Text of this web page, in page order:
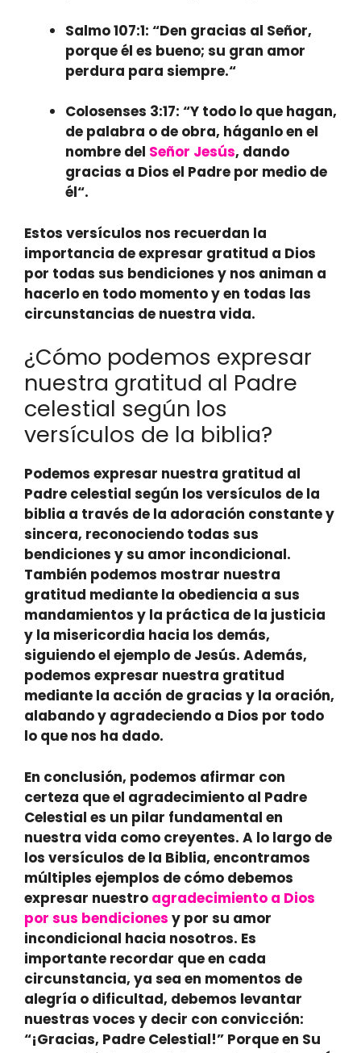
Salmo 107:1: “Den gracias al Señor,
porque él es bueno; su gran amor
perdura para siempre.“
Colosenses 3:17: “Y todo lo que hagan,
de palabra o de obra, háganlo en el
nombre del Señor Jesús, dando
gracias a Dios el Padre por medio de
él“.
Estos versículos nos recuerdan la
importancia de expresar gratitud a Dios
por todas sus bendiciones y nos animan a
hacerlo en todo momento y en todas las
circunstancias de nuestra vida.
¿Cómo podemos expresar
nuestra gratitud al Padre
celestial según los
versículos de la biblia?
Podemos expresar nuestra gratitud al
Padre celestial según los versículos de la
biblia a través de la adoración constante y
sincera, reconociendo todas sus
bendiciones y su amor incondicional.
También podemos mostrar nuestra
gratitud mediante la obediencia a sus
mandamientos y la práctica de la justicia
y la misericordia hacia los demás,
siguiendo el ejemplo de Jesús. Además,
podemos expresar nuestra gratitud
mediante la acción de gracias y la oración,
alabando y agradeciendo a Dios por todo
lo que nos ha dado.
En conclusión, podemos afirmar con
certeza que el agradecimiento al Padre
Celestial es un pilar fundamental en
nuestra vida como creyentes. A lo largo de
los versículos de la Biblia, encontramos
múltiples ejemplos de cómo debemos
expresar nuestro agradecimiento a Dios
por sus bendiciones y por su amor
incondicional hacia nosotros. Es
importante recordar que en cada
circunstancia, ya sea en momentos de
alegría o dificultad, debemos levantar
nuestras voces y decir con convicción:
“¡Gracias, Padre Celestial!” Porque en Su